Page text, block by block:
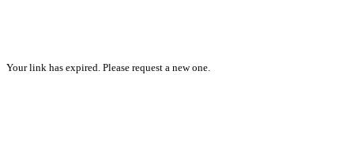
Your link has expired. Please request a new one.